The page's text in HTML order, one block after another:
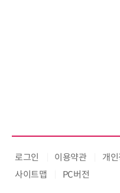
로그인 이용약관 개
사이트맵
PC버전